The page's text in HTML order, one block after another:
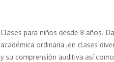
Clases para niños desde 8 años.
académica ordinaria ,en clases
y su comprensión auditiva así